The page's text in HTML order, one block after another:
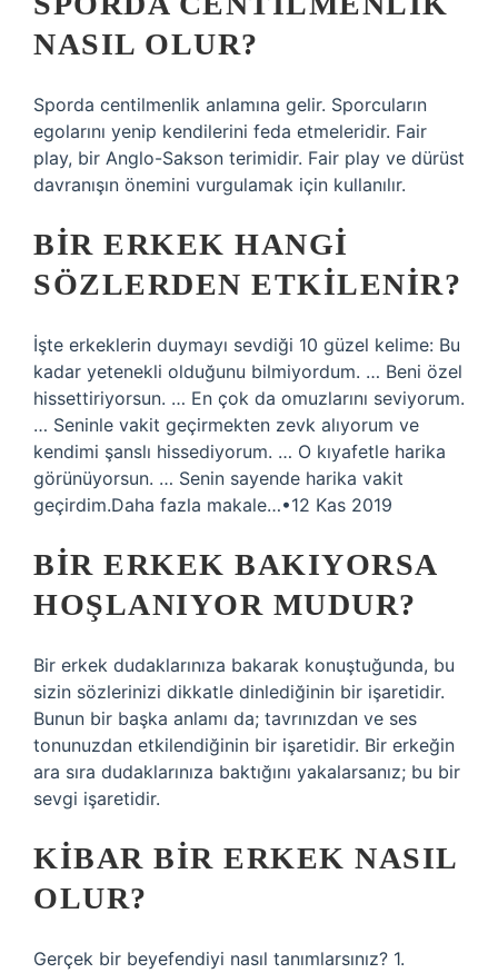
NASIL OLUR?
Sporda centilmenlik anlamına gelir. Sporcuların
egolarını yenip kendilerini feda etmeleridir. Fair
play, bir Anglo-Sakson terimidir. Fair play ve dürüst
davranışın önemini vurgulamak için kullanılır.
BIR ERKEK HANGI
SÖZLERDEN ETKILENIR?
İşte erkeklerin duymayı sevdiği 10 güzel kelime: Bu
kadar yetenekli olduğunu bilmiyordum. … Beni özel
hissettiriyorsun. … En çok da omuzlarını seviyorum.
… Seninle vakit geçirmekten zevk alıyorum ve
kendimi şanslı hissediyorum. … O kıyafetle harika
görünüyorsun. … Senin sayende harika vakit
geçirdim.Daha fazla makale…•12 Kas 2019
BIR ERKEK BAKIYORSA
HOŞLANIYOR MUDUR?
Bir erkek dudaklarınıza bakarak konuştuğunda, bu
sizin sözlerinizi dikkatle dinlediğinin bir işaretidir.
Bunun bir başka anlamı da; tavrınızdan ve ses
tonunuzdan etkilendiğinin bir işaretidir. Bir erkeğin
ara sıra dudaklarınıza baktığını yakalarsanız; bu bir
sevgi işaretidir.
KIBAR BIR ERKEK NASIL
OLUR?
Gerçek bir beyefendiyi nasıl tanımlarsınız? 1.